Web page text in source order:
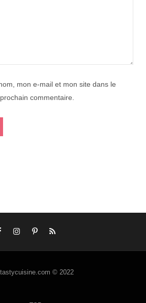
mon e-mail et mon site dans le
commentaire.
© 2022